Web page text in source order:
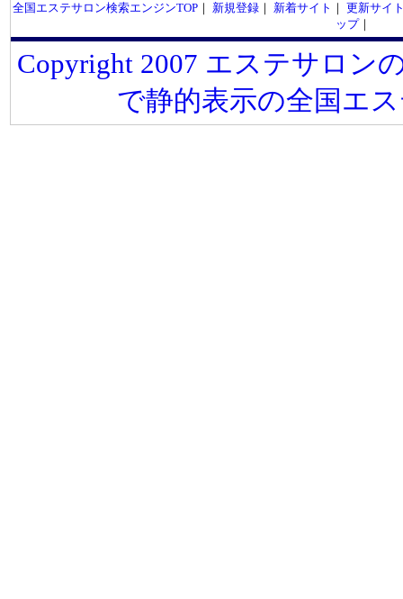
全国エステサロン検索エンジンTOP｜ 新規登録｜ 新着サイト ｜ 更新サイ
ップ｜
Copyright 2007 エステサロン
で静的表示の全国エ